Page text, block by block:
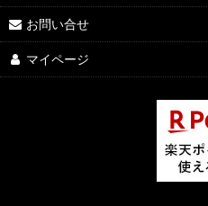
お問い合せ
マイページ